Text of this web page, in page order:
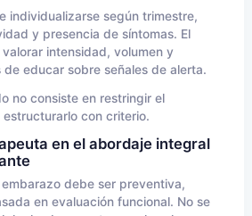
individualizarse según trimestre,
y presencia de síntomas. El
intensidad, volumen y
educar sobre señales de alerta.
no consiste en restringir el
estructurarlo con criterio.
en el abordaje integral
debe ser preventiva,
en evaluación funcional. No se